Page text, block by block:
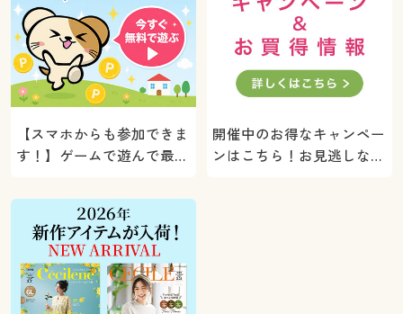
【スマホからも参加できま
す！】ゲームで遊んで最大
ト！
開催中のお得なキャンペー
ンはこちら！お見逃しな